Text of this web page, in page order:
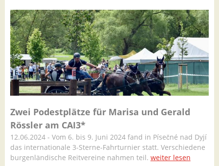
Zwei Podestplätze für Marisa und Gerald
Rössler am CAI3*
12.06.2024 - Vom 6. bis 9. Juni 2024 fand in Písečné nad Dyjí
das internationale 3-Sterne-Fahrturnier statt. Verschiedene
burgenländische Reitvereine nahmen teil. weiter lesen